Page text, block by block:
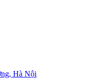
Hà Nội